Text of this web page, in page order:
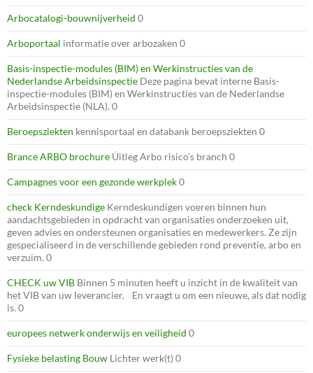
Arbocatalogi-bouwnijverheid 0
Arboportaal informatie over arbozaken 0
Basis-inspectie-modules (BIM) en Werkinstructies van de
Nederlandse Arbeidsinspectie Deze pagina bevat interne Basis-
inspectie-modules (BIM) en Werkinstructies van de Nederlandse
Arbeidsinspectie (NLA). 0
Beroepsziekten kennisportaal en databank beroepsziekten 0
Brance ARBO brochure Úitleg Arbo risico’s branch 0
Campagnes voor een gezonde werkplek0
check Kerndeskundige Kerndeskundigen voeren binnen hun
aandachtsgebieden in opdracht van organisaties onderzoeken uit,
geven advies en ondersteunen organisaties en medewerkers. Ze zijn
gespecialiseerd in de verschillende gebieden rond preventie, arbo en
verzuim. 0
CHECK uw VIB Binnen 5 minuten heeft u inzicht in de kwaliteit van
het VIB van uw leverancier. En vraagt u om een nieuwe, als dat nodig
is. 0
europees netwerk onderwijs en veiligheid 0
Fysieke belasting Bouw Lichter werk(t) 0